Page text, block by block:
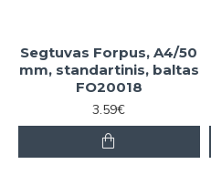
Segtuvas Forpus, A4/50
mm, standartinis, baltas
FO20018
3.59€